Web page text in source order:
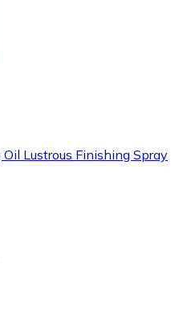
Lustrous Finishing Spray